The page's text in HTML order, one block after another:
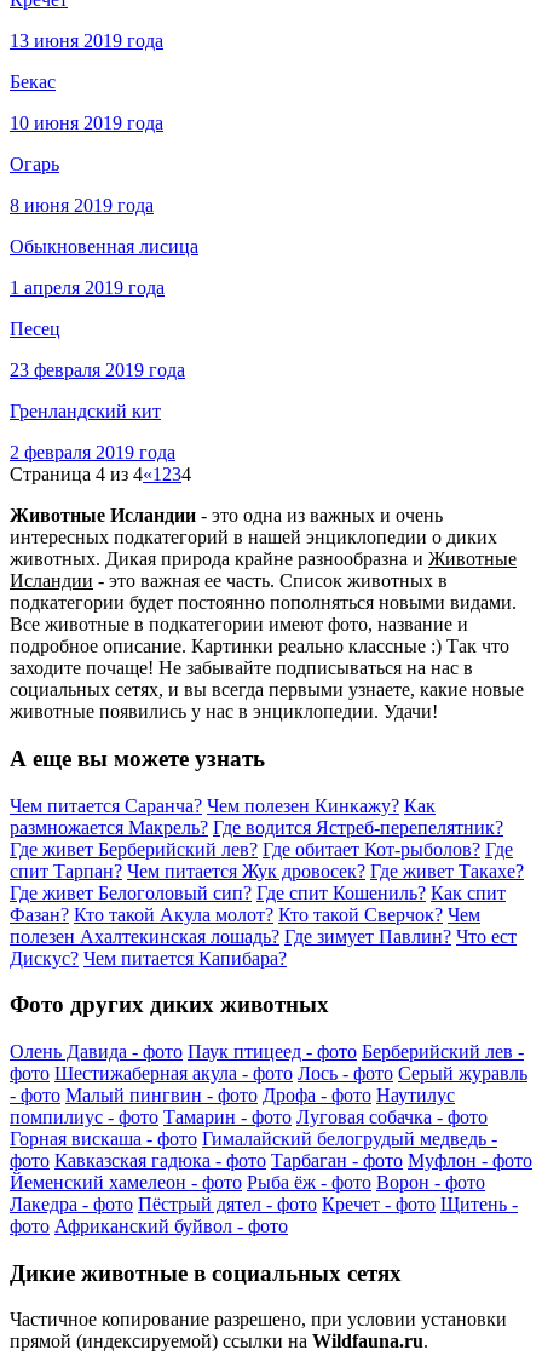
13 июня 2019 года
Бекас
10 июня 2019 года
Огарь
8 июня 2019 года
Обыкновенная лисица
1 апреля 2019 года
Песец
23 февраля 2019 года
Гренландский кит
2 февраля 2019 года
Страница 4 из 4«1 234
Животные Исландии - это одна из важных и очень
интересных подкатегорий в нашей энциклопедии о диких
животных. Дикая природа крайне разнообразна и Животные
Исландии - это важная ее часть. Список животных в
подкатегории будет постоянно пополняться новыми видами.
Все животные в подкатегории имеют фото, название и
подробное описание. Картинки реально классные :) Так что
заходите почаще! Не забывайте подписываться на нас в
социальных сетях, и вы всегда первыми узнаете, какие новые
животные появились у нас в энциклопедии. Удачи!
А еще вы можете узнать
Чем питается Саранча? Чем полезен Кинкажу? Как
размножается Макрель? Где водится Ястреб-перепелятник?
Где живет Берберийский лев? Где обитает Кот-рыболов? Где
спит Тарпан? Чем питается Жук дровосек? Где живет Такахе?
Где живет Белоголовый сип? Где спит Кошениль? Как спит
Фазан? Кто такой Акула молот? Кто такой Сверчок? Чем
полезен Ахалтекинская лошадь? Где зимует Павлин? Что ест
Дискус? Чем питается Капибара?
Фото других диких животных
Олень Давида - фото Паук птицеед - фото Берберийский лев -
фото Шестижаберная акула - фото Лось - фото Серый журавль
- фото Малый пингвин - фото Дрофа - фото Наутилус
помпилиус - фото Тамарин - фото Луговая собачка - фото
Горная вискаша - фото Гималайский белогрудый медведь -
фото Кавказская гадюка - фото Тарбаган - фото Муфлон - фото
Йеменский хамелеон - фото Рыба ёж - фото Ворон - фото
Лакедра - фото Пёстрый дятел - фото Кречет - фото Щитень -
фото Африканский буйвол - фото
Дикие животные в социальных сетях
Частичное копирование разрешено, при условии установки
прямой (индексируемой) ссылки на Wildfauna.ru.